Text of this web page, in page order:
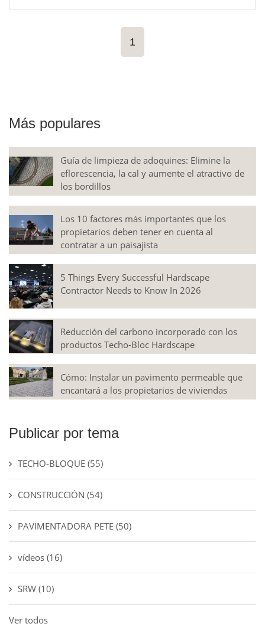
1
Más populares
Guía de limpieza de adoquines: Elimine la
eflorescencia, la cal y aumente el atractivo de
los bordillos
Los 10 factores más importantes que los
propietarios deben tener en cuenta al
contratar a un paisajista
5 Things Every Successful Hardscape
Contractor Needs to Know In 2026
Reducción del carbono incorporado con los
productos Techo-Bloc Hardscape
Cómo: Instalar un pavimento permeable que
encantará a los propietarios de viviendas
Publicar por tema
TECHO-BLOQUE (55)
CONSTRUCCIÓN (54)
PAVIMENTADORA PETE (50)
vídeos (16)
SRW (10)
Ver todos